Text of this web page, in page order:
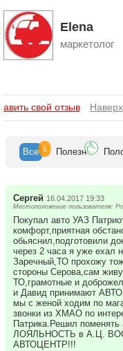
Elena
маркетолог
Отзывы
свой отзыв Наверх
Все 1 Полезн
Сергей 16.04.2017 19:33
Местоположение пользователя:
Покупал авто УАЗ
комфорт,приятная
обьяснил,подготовили
через 2 часа я уже ехал
Заречный,ТО прохожу
стороны Серова,сам
ТО,грамотные и
и Давид принимают
мы с женой ходим по
звонки из ХМАО по
Патрика.Решил
ЛОЯЛЬНОСТЬ в А.Ц.
АВТОЦЕНТР!!!